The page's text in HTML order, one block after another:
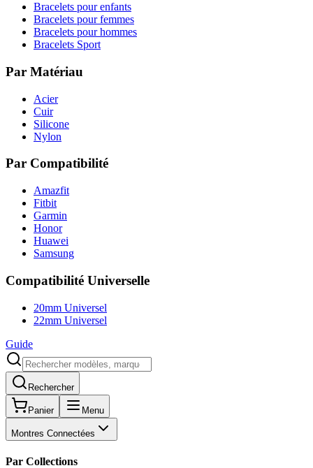
Bracelets pour enfants
Bracelets pour femmes
Bracelets pour hommes
Bracelets Sport
Par Matériau
Acier
Cuir
Silicone
Nylon
Par Compatibilité
Amazfit
Fitbit
Garmin
Honor
Huawei
Samsung
Compatibilité Universelle
20mm Universel
22mm Universel
Guide
Rechercher
Panier Menu
Montres Connectées
Par Collections